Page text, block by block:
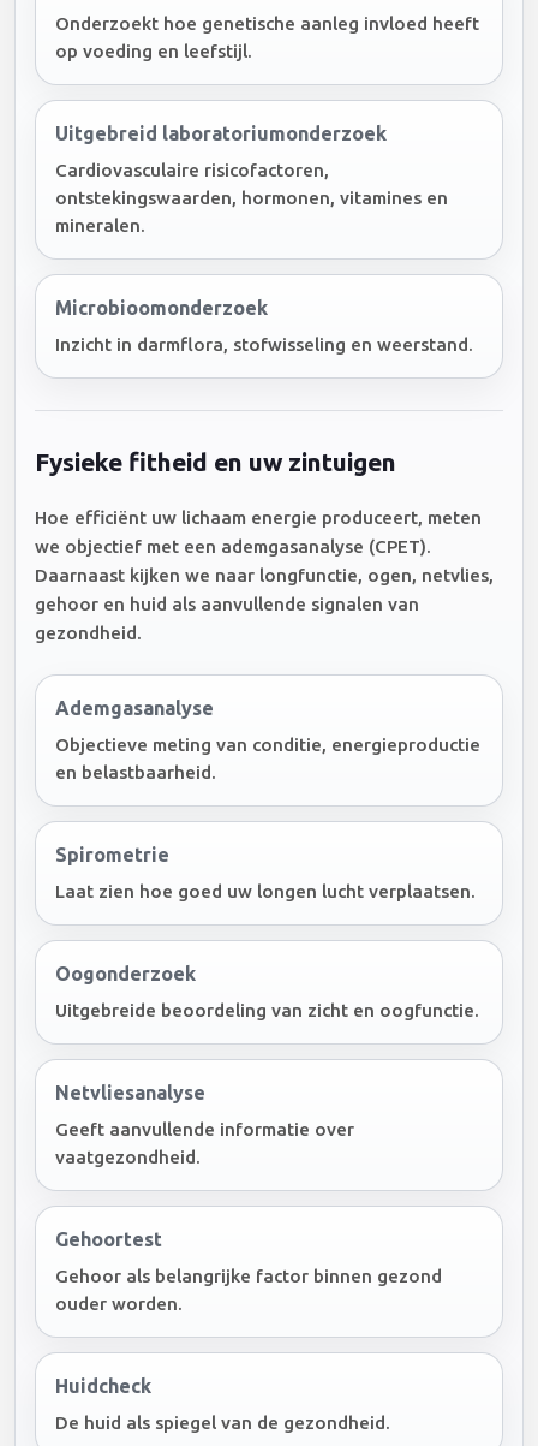
Onderzoekt hoe genetische aanleg invloed heeft
op voeding en leefstijl.
Uitgebreid laboratoriumonderzoek
Cardiovasculaire risicofactoren,
ontstekingswaarden, hormonen, vitamines en
mineralen.
Microbioomonderzoek
Inzicht in darmflora, stofwisseling en weerstand.
Fysieke fitheid en uw zintuigen
Hoe efficiënt uw lichaam energie produceert, meten
we objectief met een ademgasanalyse (CPET).
Daarnaast kijken we naar longfunctie, ogen, netvlies,
gehoor en huid als aanvullende signalen van
gezondheid.
Ademgasanalyse
Objectieve meting van conditie, energieproductie
en belastbaarheid.
Spirometrie
Laat zien hoe goed uw longen lucht verplaatsen.
Oogonderzoek
Uitgebreide beoordeling van zicht en oogfunctie.
Netvliesanalyse
Geeft aanvullende informatie over
vaatgezondheid.
Gehoortest
Gehoor als belangrijke factor binnen gezond
ouder worden.
Huidcheck
De huid als spiegel van de gezondheid.